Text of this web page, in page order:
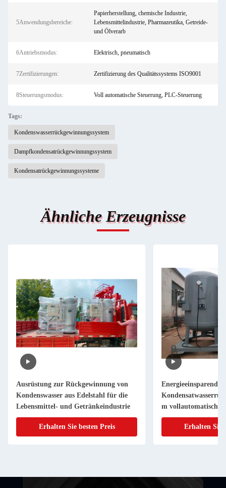
5Anwendungsbereiche:
Papierherstellung, chemische Industrie,
Lebensmittelindustrie, Pharmazeutika, Getreide-
und Ölverarb
6Antriebsmodus: Elektrisch, pneumatisch
7Zertifizierungen: Zertifizierung des Qualitätssystems ISO9001
8Steuerungsmodus: Voll automatische Steuerung, PLC-Steuerung
Tags:
Kondenswasserrückgewinnungssystem
Dampfkondensatrückgewinnungssystem
Kondensatrückgewinnungssysteme
Ähnliche Erzeugnisse
Ausrüstung zur Rückgewinnung von
Kondenswasser aus Edelstahl für die
Lebensmittel- und Getränkeindustrie
Erhalten Sie besten Preis
Energieeinsparendes
m vollautomatische
Edelstahlvorrichtung
Erhalten Sie